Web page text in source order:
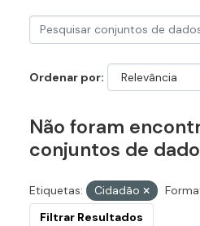
Ordenar por
Não foram
conjuntos de
Etiquetas: Cidadão
Filtrar Resultados